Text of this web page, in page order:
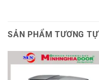
SẢN PHẨM TƯƠNG TỰ